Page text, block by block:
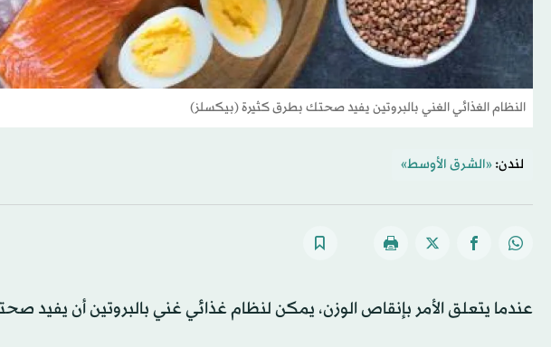
النظام الغذائي الغني بالبروتين يفيد صحتك بطرق كثيرة (بيكسلز)
لندن: «الشرق الأوسط»
عندما يتعلق الأمر بإنقاص الوزن، يمكن لنظام غذائي غني بالبروتين أن يفيد